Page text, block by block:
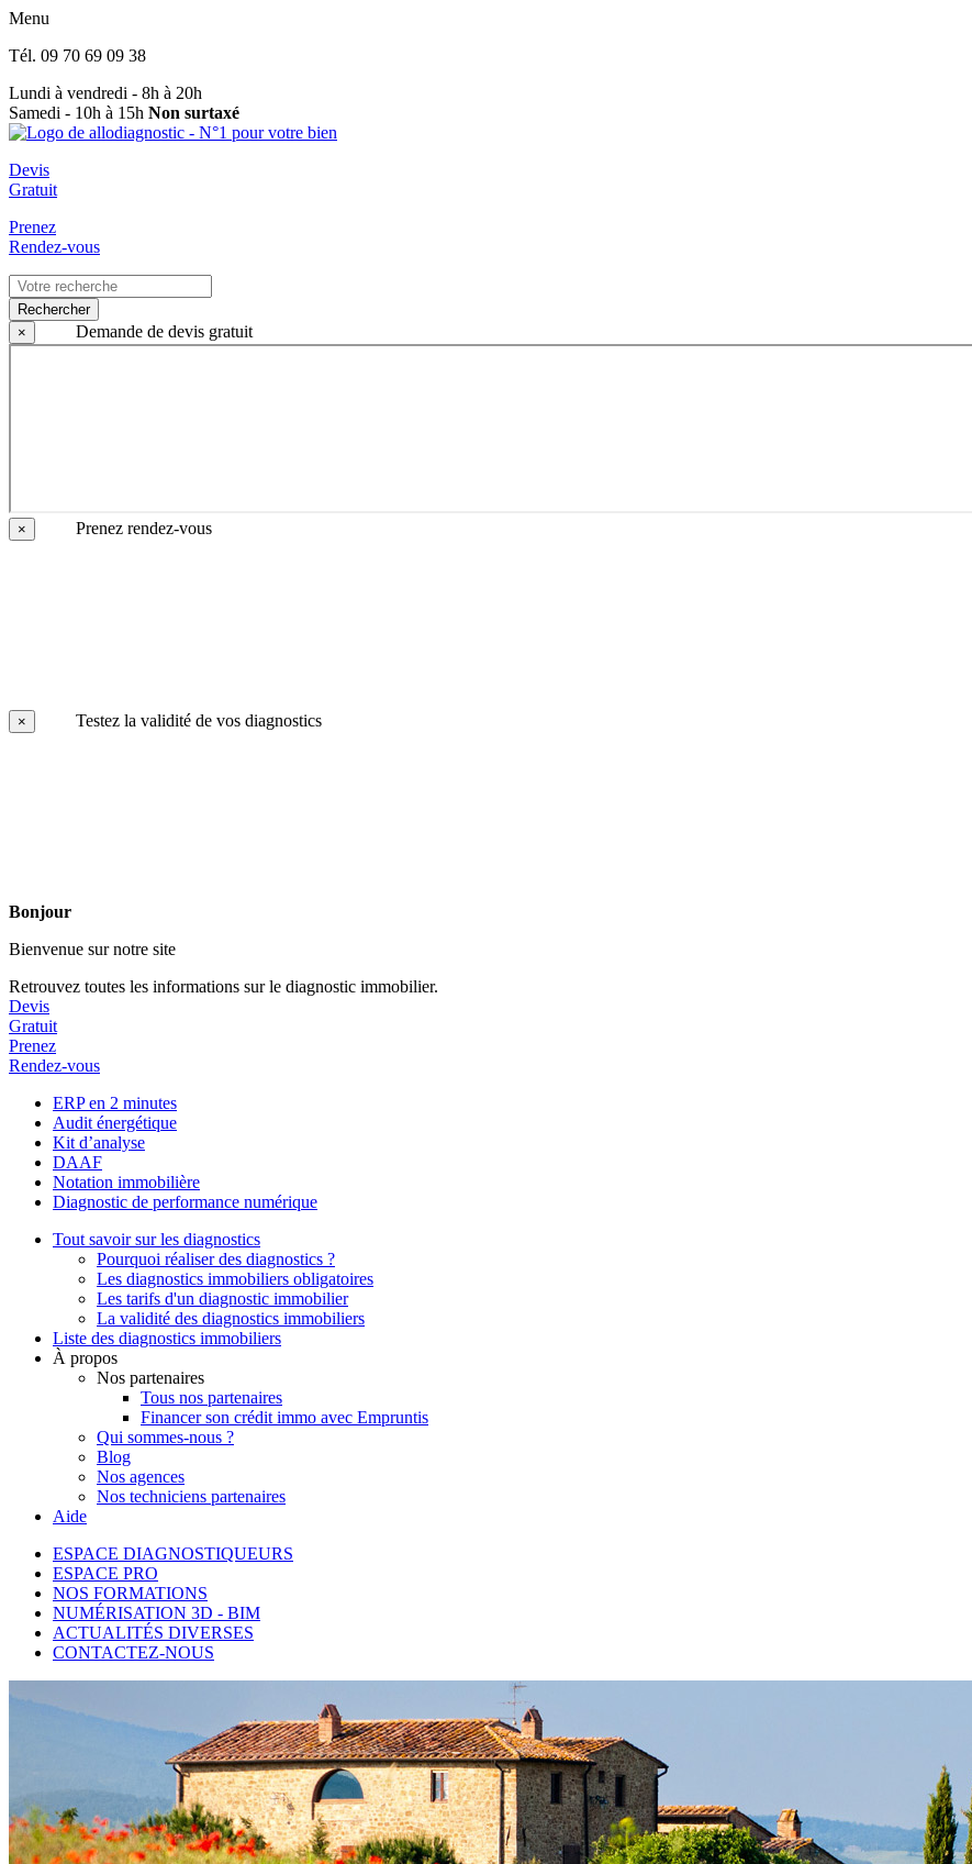
Menu
Tél. 09 70 69 09 38
Lundi à vendredi - 8h à 20h
Samedi - 10h à 15h Non surtaxé
Devis
Gratuit
Prenez
Rendez-vous
Rechercher
×
Demande de devis gratuit
× Prenez rendez-vous
× Testez la validité de vos diagnostics
Bonjour
Bienvenue sur notre site
Retrouvez toutes les informations sur le diagnostic immobilier.
Devis
Gratuit
Prenez
Rendez-vous
ERP en 2 minutes
Audit énergétique
Kit d’analyse
DAAF
Notation immobilière
Diagnostic de performance numérique
Tout savoir sur les diagnostics
Pourquoi réaliser des diagnostics ?
Les diagnostics immobiliers obligatoires
Les tarifs d'un diagnostic immobilier
La validité des diagnostics immobiliers
Liste des diagnostics immobiliers
À propos
Nos partenaires
Tous nos partenaires
Financer son crédit immo avec Empruntis
Qui sommes-nous ?
Blog
Nos agences
Nos techniciens partenaires
Aide
ESPACE DIAGNOSTIQUEURS
ESPACE PRO
NOS FORMATIONS
NUMÉRISATION 3D - BIM
ACTUALITÉS DIVERSES
CONTACTEZ-NOUS